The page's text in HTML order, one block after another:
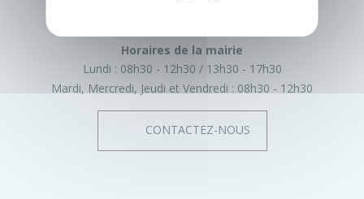
Horaires de la mairie
Lundi : 08h30 - 12h30
13h30 - 17h30
Mardi, Mercredi, Jeudi et Vendredi : 08h30 - 12h30
CONTACTEZ-NOUS